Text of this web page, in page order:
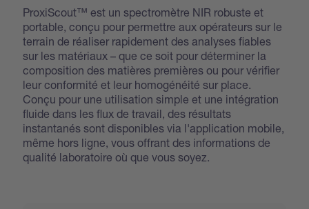
ProxiScout™ est un spectromètre NIR robuste et
portable, conçu pour permettre aux opérateurs sur le
terrain de réaliser rapidement des analyses fiables
sur les matériaux – que ce soit pour déterminer la
composition des matières premières ou pour vérifier
leur conformité et leur homogénéité sur place.
Conçu pour une utilisation simple et une intégration
fluide dans les flux de travail, des résultats
instantanés sont disponibles via l'application mobile,
même hors ligne, vous offrant des informations de
qualité laboratoire où que vous soyez.